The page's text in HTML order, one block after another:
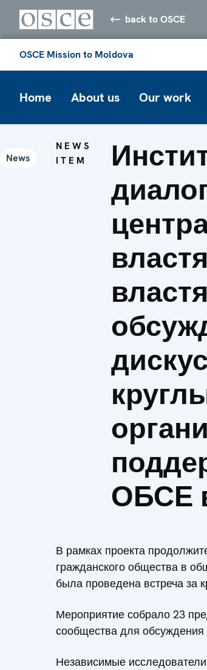
back to OSCE
OSCE Mission to Moldova
Home About us Our work
News
NEWS
ITEM
ОБСЕ
В рамках проекта
гражданского общества в
была проведена встреча за
Мероприятие собрало 23
сообщества для обсуждения
Независимые